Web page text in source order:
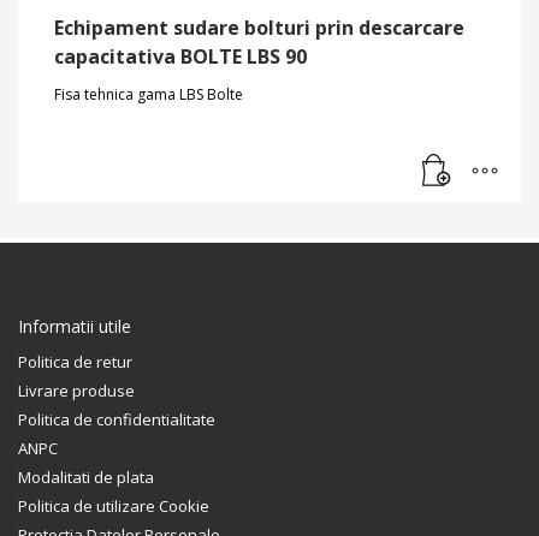
Echipament sudare bolturi prin descarcare
capacitativa BOLTE LBS 90
Fisa tehnica gama LBS Bolte
Informatii utile
Politica de retur
Livrare produse
Politica de confidentialitate
ANPC
Modalitati de plata
Politica de utilizare Cookie